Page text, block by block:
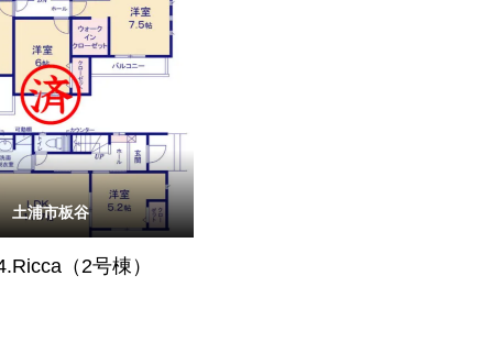
土浦市板谷
（2号棟）